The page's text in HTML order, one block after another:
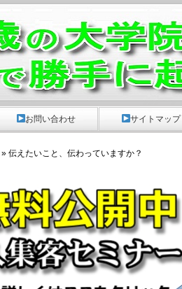
» 伝えたいこと、伝わっていますか？
お問い合わせ サイトマップ